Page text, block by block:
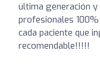
última generación
profesionales
cada paciente que
recomendable!!!!!